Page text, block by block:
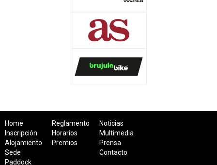
Home
Inscripción
Alojamiento
Sede
Paddock
Reglamento
Horarios
Premios
Noticias
Multimedia
Prensa
Contacto